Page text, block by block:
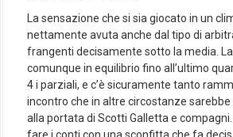
La sensazione che si sia giocato in un
nettamente avuta anche dal tipo di
frangenti decisamente sotto la media.
comunque in equilibrio fino all’ultimo
4 i parziali, e c’è sicuramente tanto
incontro che in altre circostanze
alla portata di Scotti Galletta e